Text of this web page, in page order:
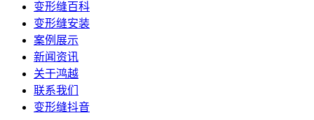
变形缝百科
变形缝安装
案例展示
新闻资讯
关于鸿越
联系我们
变形缝抖音